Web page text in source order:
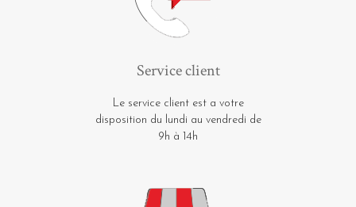
Service client
Le service client est a votre
disposition du lundi au vendredi de
9h à 14h